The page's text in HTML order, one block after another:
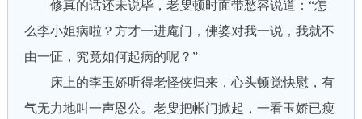
修真的话还未说毕，老叟顿时面带愁容说道：“怎
么李小姐病啦？方才一进庵门，佛婆对我一说，我就不
由一怔，究竟如何起病的呢？”
床上的李玉娇听得老怪侠归来，心头顿觉快慰，有
气无力地叫一声恩公。老叟把帐门掀起，一看玉娇已瘦